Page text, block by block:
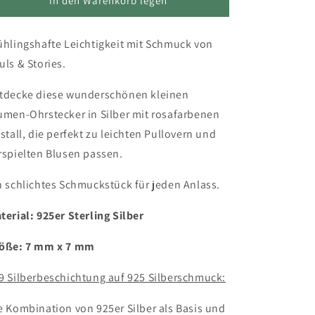
Ohrstecker
Silber,
Blume
kleinem
Kristall
in
rosa
Ohrstecker
Silber,
kleinem
Kristall
in
rosa
Leichtigkeit mit Schmuck von
& Stories.
diese wunderschönen kleinen
Ohrstecker in Silber mit rosafarbenen
die perfekt zu leichten Pullovern und
Blusen passen.
schlichtes Schmuckstück für jeden Anlass.
925er Sterling Silber
7 mm x 7 mm
Silberbeschichtung auf 925 Silberschmuck:
Kombination von 925er Silber als Basis und